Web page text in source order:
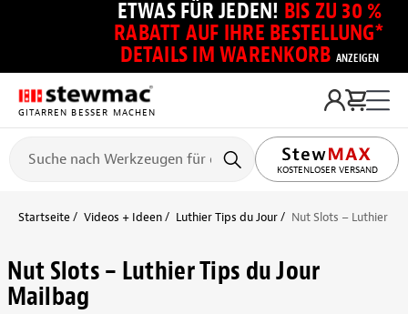
ETWAS FÜR JEDEN! BIS ZU 30 %
RABATT AUF IHRE BESTELLUNG*
DETAILS IM WARENKORB ANZEIGEN
GITARREN BESSER MACHEN
KOSTENLOSER VERSAND
Startseite Videos + Ideen Luthier Tips du Jour Nut Slots – Luthier
Nut Slots – Luthier Tips du Jour
Mailbag